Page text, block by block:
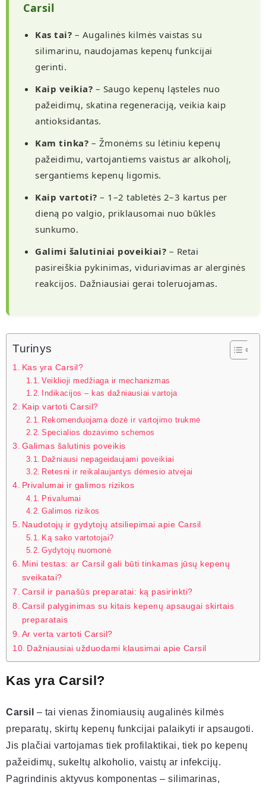
Carsil
Kas tai? – Augalinės kilmės vaistas su
silimarinu, naudojamas kepenų funkcijai
gerinti.
Kaip veikia? – Saugo kepenų ląsteles nuo
pažeidimų, skatina regeneraciją, veikia kaip
antioksidantas.
Kam tinka? – Žmonėms su lėtiniu kepenų
pažeidimu, vartojantiems vaistus ar alkoholį,
sergantiems kepenų ligomis.
Kaip vartoti? – 1–2 tabletės 2–3 kartus per
dieną po valgio, priklausomai nuo būklės
sunkumo.
Galimi šalutiniai poveikiai? – Retai
pasireiškia pykinimas, viduriavimas ar alerginės
reakcijos. Dažniausiai gerai toleruojamas.
Turinys
Kas yra Carsil?
Veiklioji medžiaga ir mechanizmas
Indikacijos – kas dažniausiai vartoja
Kaip vartoti Carsil?
Rekomenduojama dozė ir vartojimo trukmė
Specialios dozavimo schemos
Galimas šalutinis poveikis
Dažniausi nepageidaujami poveikiai
Retesni ir reikalaujantys dėmesio atvejai
Privalumai ir galimos rizikos
Privalumai
Galimos rizikos
Naudotojų ir gydytojų atsiliepimai apie Carsil
Ką sako vartotojai?
Gydytojų nuomonė
Mini testas: ar Carsil gali būti tinkamas jūsų kepenų
sveikatai?
Carsil ir panašūs preparatai: ką pasirinkti?
Carsil palyginimas su kitais kepenų apsaugai skirtais
preparatais
Ar verta vartoti Carsil?
Dažniausiai užduodami klausimai apie Carsil
Kas yra Carsil?
Carsil – tai vienas žinomiausių augalinės kilmės
preparatų, skirtų kepenų funkcijai palaikyti ir apsaugoti.
Jis plačiai vartojamas tiek profilaktikai, tiek po kepenų
pažeidimų, sukeltų alkoholio, vaistų ar infekcijų.
Pagrindinis aktyvus komponentas – silimarinas,